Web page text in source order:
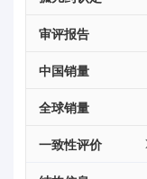
审评报告
中国销量
全球销量
一致性评价